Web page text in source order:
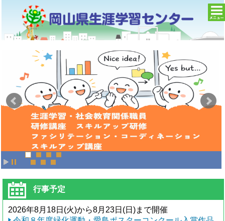
行事予定
2026年8月18日(火)から8月23日(日)まで開催